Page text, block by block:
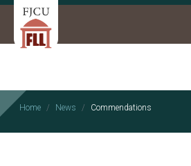
Home News Commendations